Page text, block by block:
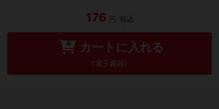
176 円 税込
カートに入れる
(電子書籍)